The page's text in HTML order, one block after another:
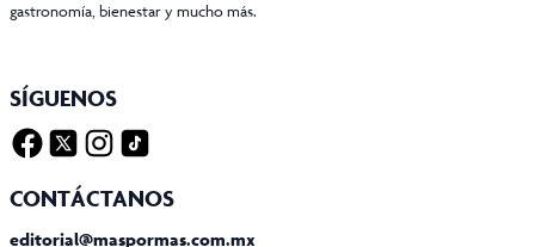
gastronomía, bienestar y mucho más.
SÍGUENOS
CONTÁCTANOS
editorial@maspormas.com.mx